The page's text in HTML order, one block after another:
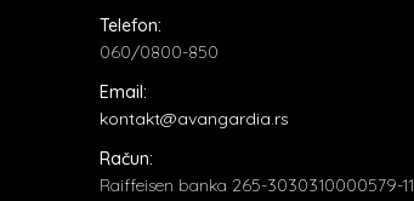
Telefon:
060/0800-850
Email:
kontakt@avangardia.rs
Račun:
Raiffeisen banka 265-3030310000579-11